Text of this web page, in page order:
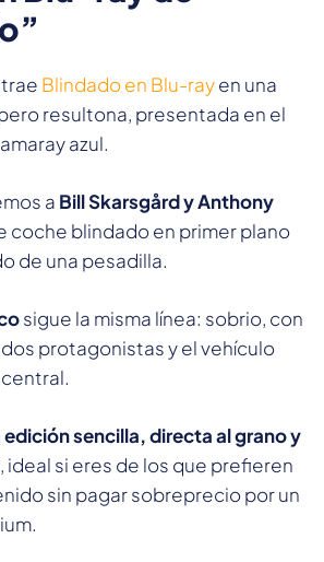
Blindado en Blu-rayen una
resultona, presentada en el
azul.
a Bill Skarsgård y Anthony
coche blindado en primer plano
de una pesadilla.
sigue la misma línea: sobrio, con
protagonistas y el vehículo
edición sencilla, directa al grano y
, ideal si eres de los que prefieren
sin pagar sobreprecio por un